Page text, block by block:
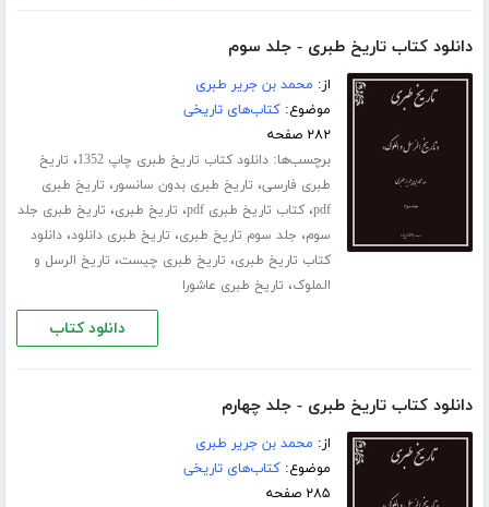
دانلود کتاب تاریخ طبری - جلد سوم
از: محمد بن جریر طبری
موضوع:کتاب‌های تاریخی
۲۸۲ صفحه
برچسب‌ها:دانلود کتاب تاریخ طبری چاپ 1352 ، تاریخ
طبری فارسی، تاریخ طبری بدون سانسور، تاریخ طبری
pdf،کتاب تاریخ طبری pdf ، تاریخ طبری، تاریخ طبری جلد
سوم، جلد سوم تاریخ طبری، تاریخ طبری دانلود،دانلود
کتاب تاریخ طبری، تاریخ طبری چیست، تاریخ الرسل و
الملوک، تاریخ طبری عاشورا
دانلود کتاب
دانلود کتاب تاریخ طبری - جلد چهارم
از: محمد بن جریر طبری
موضوع:کتاب‌های تاریخی
۲۸۵ صفحه